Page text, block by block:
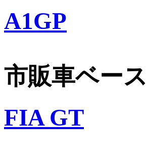
A1GP
市販車ベース
FIA GT